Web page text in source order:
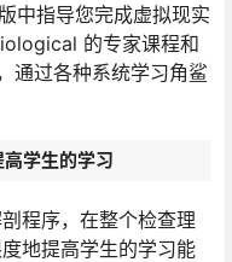
中指导您完成虚拟现实
的专家课程和
通过各种系统学习角鲨
学生的学习
程序，在整个检查理
地提高学生的学习能